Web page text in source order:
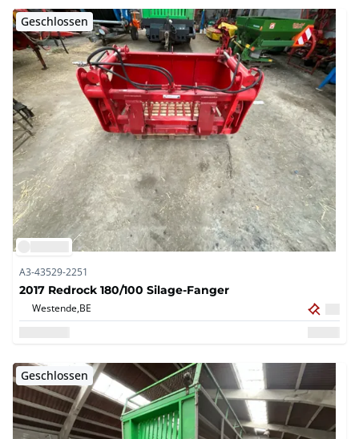
Geschlossen
A3-43529-2251
2017 Redrock 180/100 Silage-Fanger
Westende,BE
Geschlossen